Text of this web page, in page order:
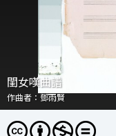
閨女嘆曲譜
作曲者：鄧雨賢